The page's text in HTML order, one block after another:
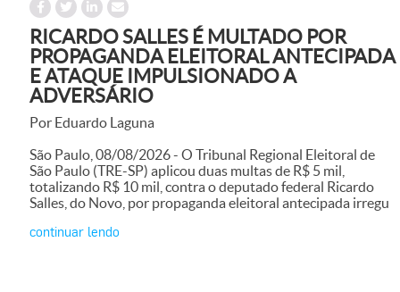
RICARDO SALLES É MULTADO POR
PROPAGANDA ELEITORAL ANTECIPADA
E ATAQUE IMPULSIONADO A
ADVERSÁRIO
Por Eduardo Laguna
São Paulo, 08/08/2026 - O Tribunal Regional Eleitoral de
São Paulo (TRE-SP) aplicou duas multas de R$ 5 mil,
totalizando R$ 10 mil, contra o deputado federal Ricardo
Salles, do Novo, por propaganda eleitoral antecipada irregu
continuar lendo